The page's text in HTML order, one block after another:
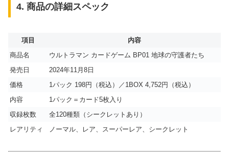
4. 商品の詳細スペック
項目
内容
商品名
ウルトラマン カードゲーム BP01 地球の守護者たち
発売日
2024年11月8日
価格
1パック 198円（税込）／1BOX 4,752円（税込）
内容
1パック＝カード5枚入り
収録枚数
全120種類（シークレットあり）
レアリティ
ノーマル、レア、スーパーレア、シークレット